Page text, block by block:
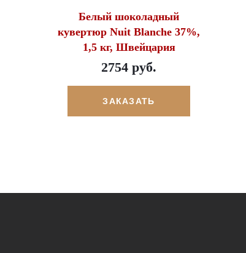
Белый шоколадный
кувертюр Nuit Blanche 37%,
1,5 кг, Швейцария
2754 руб.
ЗАКАЗАТЬ